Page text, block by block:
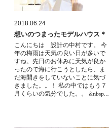
2018.06.24
想いのつまったモデルハウス＊
こんにちは 設計の中村です。 今
年の梅雨は天気の良い日が多いで
すね。先日のお休みに天気が良か
ったので海に行こうとしたら、ま
だ海開きをしていないことに気づ
きました。。！ 私の中ではもう７
月くらいの気分でした。。 &nbsp…